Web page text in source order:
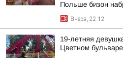
Польше бизон
Вчера, 22:12
19-летняя
Цветном бульваре